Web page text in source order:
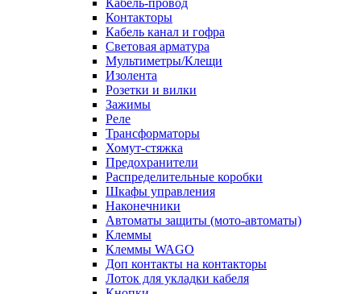
Кабель-провод
Контакторы
Кабель канал и гофра
Световая арматура
Мультиметры/Клещи
Изолента
Розетки и вилки
Зажимы
Реле
Трансформаторы
Хомут-стяжка
Предохранители
Распределительные коробки
Шкафы управления
Наконечники
Автоматы защиты (мото-автоматы)
Клеммы
Клеммы WAGO
Доп контакты на контакторы
Лоток для укладки кабеля